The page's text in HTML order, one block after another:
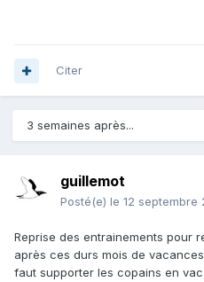
Citer
3 semaines après...
guillemot
Posté(e) le 12 septembre
Reprise des entrainements pour
après ces durs mois de
faut supporter les copains en